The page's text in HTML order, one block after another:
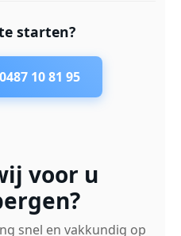
starten?
0487 10 81 95
voor u
snel en vakkundig op